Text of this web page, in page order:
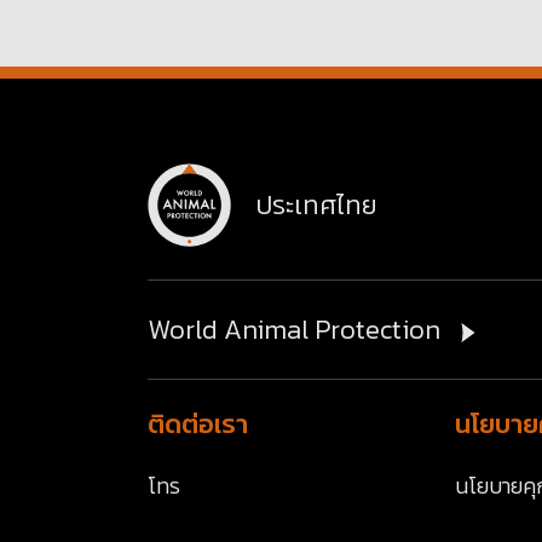
ประเทศไทย
World Animal Protection
ติดต่อเรา
โทร
นโยบา
นโยบาย